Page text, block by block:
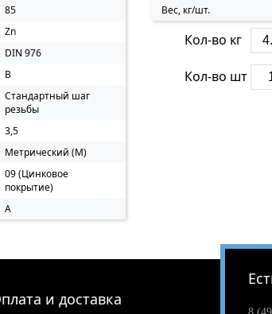
85
Zn
DIN 976
B
Стандартный шаг
резьбы
3,5
Метрический (M)
09 (Цинковое
покрытие)
A
Вес, кг/шт.
Кол-во кг
Кол-во шт
и доставка